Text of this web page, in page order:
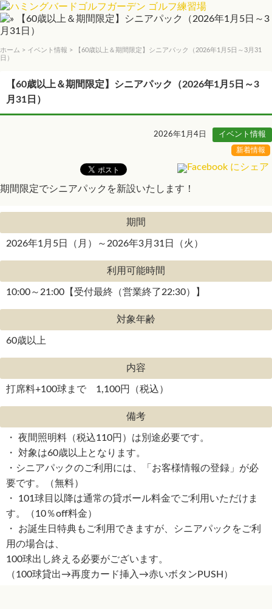
ホーム > イベント情報 > 【60歳以上＆期間限定】シニアパック（2026年1月5日～3月31
日）
【60歳以上＆期間限定】シニアパック（2026年1月5日～3
月31日）
2026年1月4日 イベント情報
新着情報
期間限定でシニアパックを新設いたします！
期間
2026年1月5日（月）～2026年3月31日（火）
利用可能時間
10:00～21:00【受付最終（営業終了22:30）】
対象年齢
60歳以上
内容
打席料+100球まで 1,100円（税込）
備考
・ 夜間照明料（税込110円）は別途必要です。
・ 対象は60歳以上となります。
・シニアパックのご利用には、「お客様情報の登録」が必
要です。（無料）
・ 101球目以降は通常の貸ボール料金でご利用いただけま
す。（10％off料金）
・ お誕生日特典もご利用できますが、シニアパックをご利
用の場合は、
100球出し終える必要がございます。
（100球貸出→再度カード挿入→赤いボタンPUSH）